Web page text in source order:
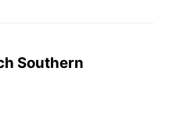
Southern